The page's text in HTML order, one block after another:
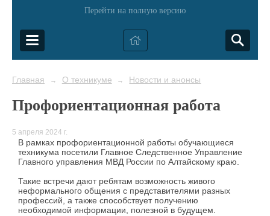
Перейти на полную версию
Главная → О техникуме → Новости и анонсы
Профориентационная работа
5 апреля 2024 г.
В рамках профориентационной работы обучающиеся
техникума посетили Главное Следственное Управление
Главного управления МВД России по Алтайскому краю.
Такие встречи дают ребятам возможность живого
неформального общения с представителями разных
профессий, а также способствует получению
необходимой информации, полезной в будущем.